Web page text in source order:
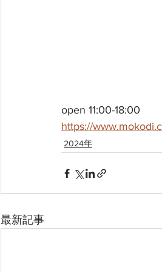
open 11:00-18:00
https://
2024年
最新記事